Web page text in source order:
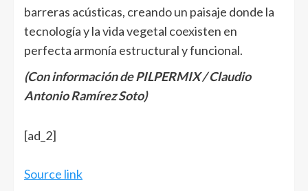
barreras acústicas, creando un paisaje donde la
tecnología y la vida vegetal coexisten en
perfecta armonía estructural y funcional.
(Con información de PILPERMIX / Claudio
Antonio Ramírez Soto)
Navegación
de
entradas
[ad_2]
Source link